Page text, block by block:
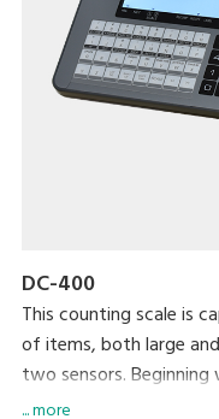
DC-400
This counting scale is
of items, both large
two sensors.
steel, plastic, and
... more